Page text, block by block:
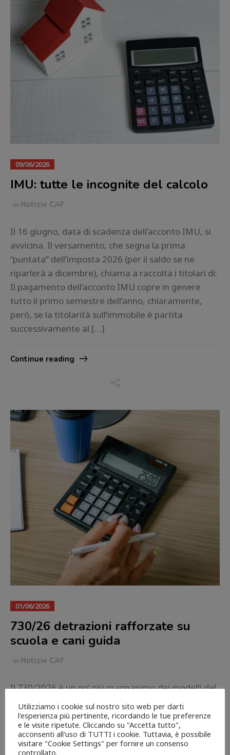
09/06/2026
IMU: tutte le incognite del calcolo
in Notizie CAF
Il 16 giugno, data di scadenza dell’acconto IMU, si
avvicina. Il versamento, che segna la prima
“puntata” dell’imposta 2026 (per il saldo se ne
riparlerà a dicembre), chiama a raccolta i titolari di:
Il pagamento dell’acconto IMU copre in genere
tutto il primo semestre dell’anno, chiaramente,
però, se la titolarità sull’immobile è partita
successivamente al […]
Continue reading
01/06/2026
730/26 detrazioni rafforzate su
scuola e cani guida
in Notizie CAF
Il 730/2026 è un po’ più magnanimo dei modelli del
passato su spese scolastiche e acquisto dei cani
guida. Entrambe le detrazioni conoscono infatti
nella campagna 730 in corso (per cui è
possibile affidarsi a CAF ACLI Roma) un lieve ritocco
Utilizziamo i cookie sul nostro sito web per darti
l'esperienza più pertinente, ricordando le tue preferenze
e le visite ripetute. Cliccando su "Accetta tutto",
acconsenti all'uso di TUTTI i cookie. Tuttavia, è possibile
visitare "Cookie Settings" per fornire un consenso
controllato.